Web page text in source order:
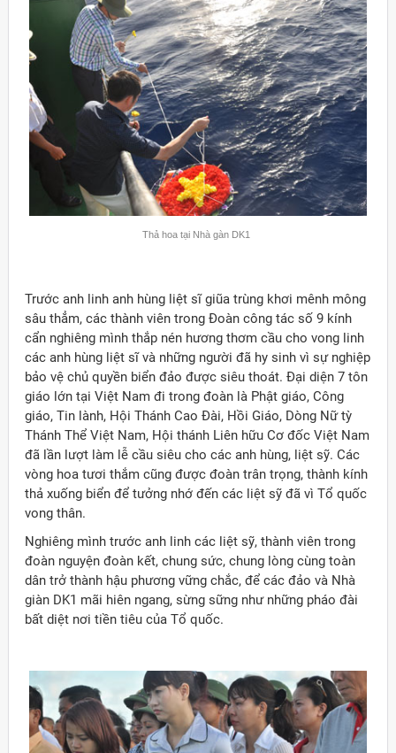
Thả hoa tại Nhà gàn DK1
Trước anh linh anh hùng liệt sĩ giũa trùng khơi mênh mông
sâu thẳm, các thành viên trong Đoàn công tác số 9 kính
cẩn nghiêng mình thắp nén hương thơm cầu cho vong linh
các anh hùng liệt sĩ và những người đã hy sinh vì sự nghiệp
bảo vệ chủ quyền biển đảo được siêu thoát. Đại diện 7 tôn
giáo lớn tại Việt Nam đi trong đoàn là Phật giáo, Công
giáo, Tin lành, Hội Thánh Cao Đài, Hồi Giáo, Dòng Nữ tỳ
Thánh Thể Việt Nam, Hội thánh Liên hữu Cơ đốc Việt Nam
đã lần lượt làm lễ cầu siêu cho các anh hùng, liệt sỹ. Các
vòng hoa tươi thắm cũng được đoàn trân trọng, thành kính
thả xuống biển để tưởng nhớ đến các liệt sỹ đã vì Tổ quốc
vong thân.
Nghiêng mình trước anh linh các liệt sỹ, thành viên trong
đoàn nguyện đoàn kết, chung sức, chung lòng cùng toàn
dân trở thành hậu phương vững chắc, để các đảo và Nhà
giàn DK1 mãi hiên ngang, sừng sững như những pháo đài
bất diệt nơi tiền tiêu của Tổ quốc.